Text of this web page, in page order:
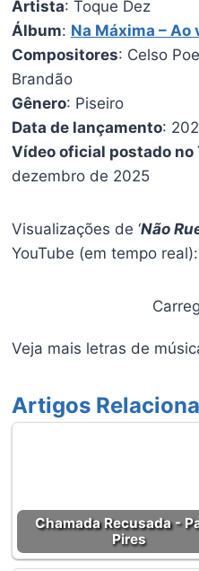
Artista: Toque Dez
Álbum: Na Máxima – Ao
Compositores: Celso
Brandão
Gênero: Piseiro
Data de lançamento:
Vídeo oficial postado no
dezembro de 2025
Visualizações de ‘Não
YouTube (em tempo real):
Veja mais letras de
Artigos
Chamada Recusada -
Pires